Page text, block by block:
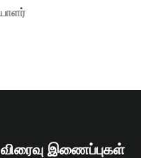
விரைவு இணைப்புகள்